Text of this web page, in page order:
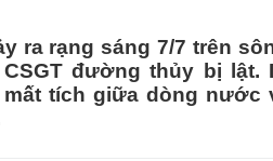
ra rạng sáng 7/7 trên
đường thủy bị
tích giữa dòng nước